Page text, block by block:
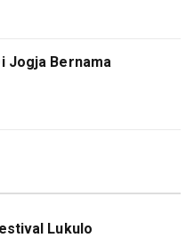
Jogja Bernama
Lukulo